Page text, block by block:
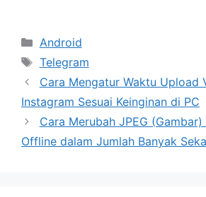
Categories
Android
Tags
Telegram
Cara Mengatur Waktu Upload
Instagram Sesuai Keinginan di PC
Cara Merubah JPEG (Gambar)
Offline dalam Jumlah Banyak